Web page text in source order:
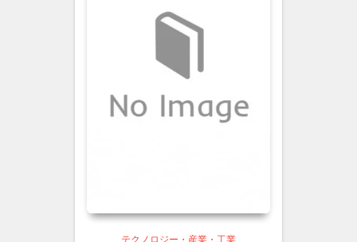
テクノロジー・産業・工業